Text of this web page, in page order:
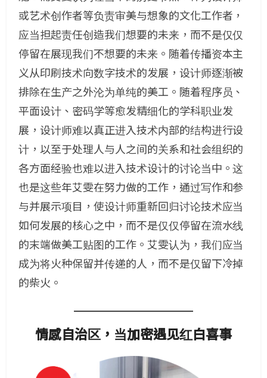
或艺术创作者等负责审美与想象的文化工作者，
应当担起责任创造我们想要的未来，而不是仅仅
停留在展现我们不想要的未来。随着传播资本主
义从印刷技术向数字技术的发展，设计师逐渐被
排除在生产之外沦为单纯的美工。随着程序员、
平面设计、密码学等愈发精细化的学科职业发
展，设计师难以真正进入技术内部的结构进行设
计，以至于处理人与人之间的关系和社会组织的
各方面经验也难以进入技术设计的讨论当中。这
也是这些年艾雯在努力做的工作，通过写作和参
与并展示项目，使设计师重新回归讨论技术应当
如何发展的核心之中，而不是仅仅停留在流水线
的末端做美工贴图的工作。艾雯认为，我们应当
成为将火种保留并传递的人，而不是仅留下冷掉
的柴火。
情感自治区，当加密遇见红白喜事